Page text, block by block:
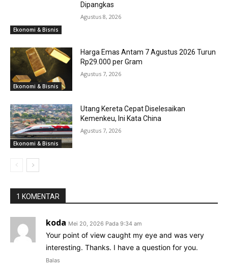
Ekonomi & Bisnis
Dipangkas
Agustus 8, 2026
Ekonomi & Bisnis
Harga Emas Antam 7 Agustus 2026 Turun
Rp29.000 per Gram
Agustus 7, 2026
Ekonomi & Bisnis
Utang Kereta Cepat Diselesaikan
Kemenkeu, Ini Kata China
Agustus 7, 2026
1 KOMENTAR
koda Mei 20, 2026 Pada 9:34 am
Your point of view caught my eye and was very
interesting. Thanks. I have a question for you.
Balas